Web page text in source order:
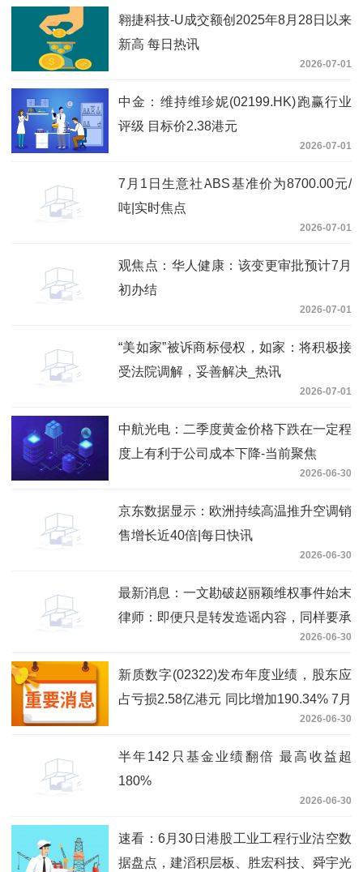
翱捷科技-U成交额创2025年8月28日以来
新高 每日热讯
2026-07-01
中金：维持维珍妮(02199.HK)跑赢行业
评级 目标价2.38港元
2026-07-01
7月1日生意社ABS基准价为8700.00元/
吨|实时焦点
2026-07-01
观焦点：华人健康：该变更审批预计7月
初办结
2026-07-01
“美如家”被诉商标侵权，如家：将积极接
受法院调解，妥善解决_热讯
2026-07-01
中航光电：二季度黄金价格下跌在一定程
度上有利于公司成本下降-当前聚焦
2026-06-30
京东数据显示：欧洲持续高温推升空调销
售增长近40倍|每日快讯
2026-06-30
最新消息：一文勘破赵丽颖维权事件始末
律师：即便只是转发造谣内容，同样要承
2026-06-30
新质数字(02322)发布年度业绩，股东应
占亏损2.58亿港元 同比增加190.34% 7月
2026-06-30
半年142只基金业绩翻倍 最高收益超
180%
2026-06-30
速看：6月30日港股工业工程行业沽空数
据盘点，建滔积层板、胜宏科技、舜宇光